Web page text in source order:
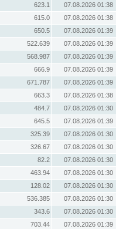
623.1
07.08.2026 01:38
615.0
07.08.2026 01:38
650.5
07.08.2026 01:39
522.639
07.08.2026 01:39
568.987
07.08.2026 01:39
666.9
07.08.2026 01:39
671.787
07.08.2026 01:39
663.3
07.08.2026 01:38
484.7
07.08.2026 01:30
645.5
07.08.2026 01:39
325.39
07.08.2026 01:30
326.67
07.08.2026 01:30
82.2
07.08.2026 01:30
463.94
07.08.2026 01:30
128.02
07.08.2026 01:30
536.385
07.08.2026 01:30
343.6
07.08.2026 01:30
703.44
07.08.2026 01:39